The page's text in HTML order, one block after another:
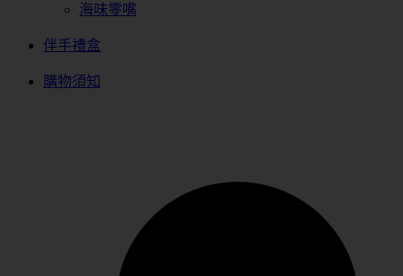
海味零嘴
伴手禮盒
購物須知